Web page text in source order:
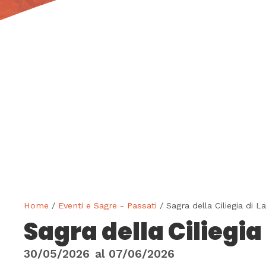
Home / Eventi e Sagre - Passati / Sagra della Ciliegia di
Sagra della Ciliegia
30/05/2026 al 07/06/2026